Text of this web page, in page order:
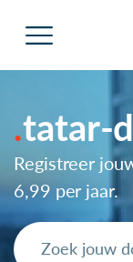
tatar-
Registreer
6,99 per jaar.